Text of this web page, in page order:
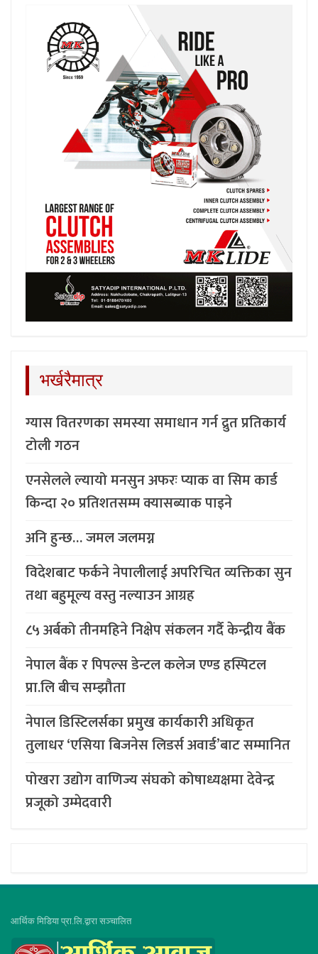
भर्खरैमात्र
ग्यास वितरणका समस्या समाधान गर्न द्रुत प्रतिकार्य
टोली गठन
एनसेलले ल्यायो मनसुन अफरः प्याक वा सिम कार्ड
किन्दा २० प्रतिशतसम्म क्यासब्याक पाइने
अनि हुन्छ… जमल जलमग्न
विदेशबाट फर्कने नेपालीलाई अपरिचित व्यक्तिका सुन
तथा बहुमूल्य वस्तु नल्याउन आग्रह
८५ अर्बको तीनमहिने निक्षेप संकलन गर्दै केन्द्रीय बैंक
नेपाल बैंक र पिपल्स डेन्टल कलेज एण्ड हस्पिटल
प्रा.लि बीच सम्झौता
नेपाल डिस्टिलर्सका प्रमुख कार्यकारी अधिकृत
तुलाधर ‘एसिया बिजनेस लिडर्स अवार्ड’बाट सम्मानित
पोखरा उद्योग वाणिज्य संघको कोषाध्यक्षमा देवेन्द्र
प्रजूको उम्मेदवारी
आर्थिक मिडिया प्रा.लि.द्वारा सञ्चालित